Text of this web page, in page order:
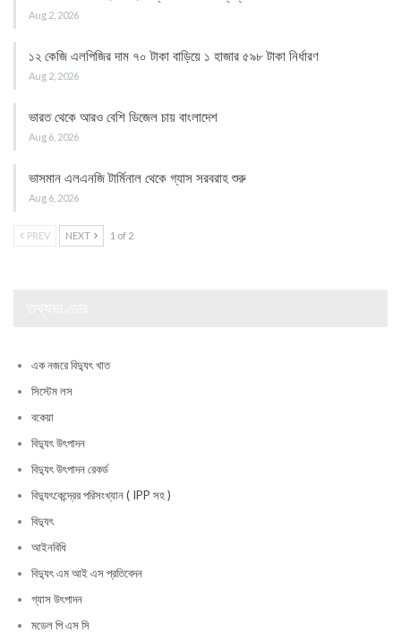
Aug 2, 2026
১২ কেজি এলপিজির দাম ৭০ টাকা বাড়িয়ে ১ হাজার ৫৯৮ টাকা নির্ধারণ
Aug 2, 2026
ভারত থেকে আরও বেশি ডিজেল চায় বাংলাদেশ
Aug 6, 2026
ভাসমান এলএনজি টার্মিনাল থেকে গ্যাস সরবরাহ শুরু
Aug 6, 2026
PREV NEXT 1 of 2
এক নজরে বিদ্যুৎ খাত
সিস্টেম লস
বকেয়া
বিদ্যুৎ উৎপাদন
বিদ্যুৎ উৎপাদন রেকর্ড
বিদ্যুৎকেন্দ্রের পরিসংখ্যান ( IPP সহ )
বিদ্যুৎ
আইনবিধি
বিদ্যুৎ এম আই এস প্রতিবেদন
গ্যাস উৎপাদন
মডেল পি এস সি